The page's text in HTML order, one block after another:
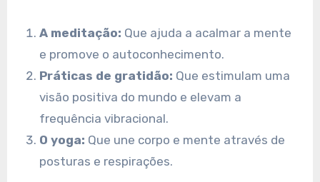
A meditação: Que ajuda a acalmar a mente
e promove o autoconhecimento.
Práticas de gratidão: Que estimulam uma
visão positiva do mundo e elevam a
frequência vibracional.
O yoga: Que une corpo e mente através de
posturas e respirações.